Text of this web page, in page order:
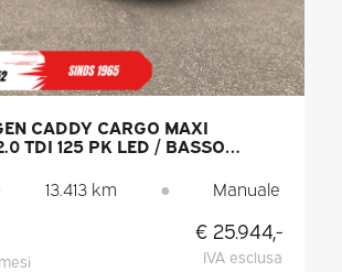
CADDY CARGO MAXI
TDI 125 PK LED / BASSO
/ PDC / ARIA
13.413 km ● Manuale
€ 25.944,-
IVA esclusa